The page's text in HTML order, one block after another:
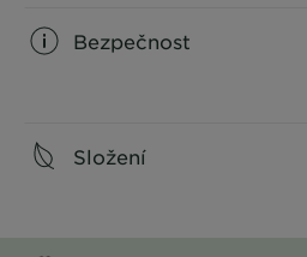
Bezpečnost
Složení